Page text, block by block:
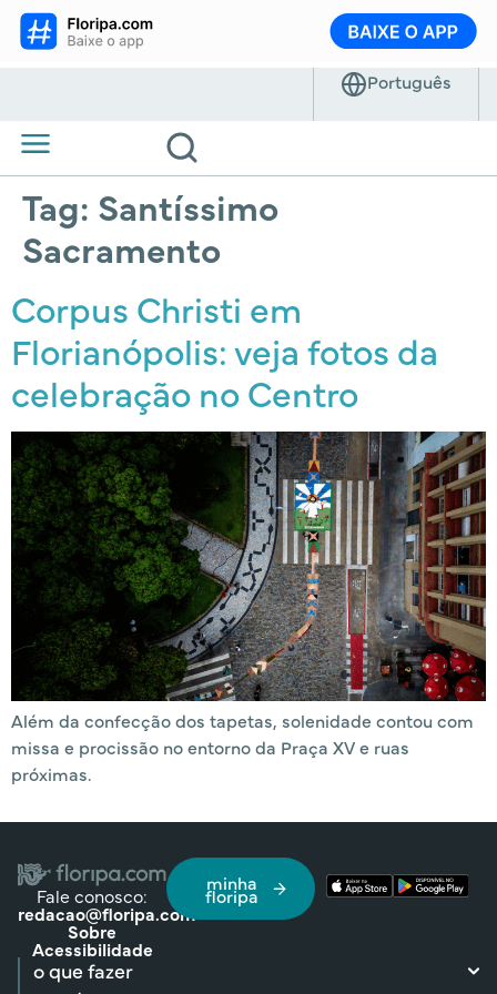
Tag: Santíssimo
Sacramento
Corpus Christi em
Florianópolis: veja fotos da
celebração no Centro
Além da confecção dos tapetas, solenidade contou com
missa e procissão no entorno da Praça XV e ruas
próximas.
Fale conosco:
redacao@floripa.com
Sobre
Acessibilidade
minha
floripa
o que fazer